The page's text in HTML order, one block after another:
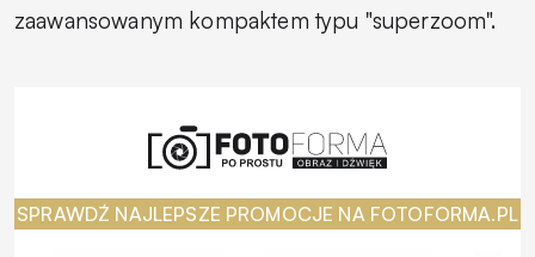
zaawansowanym kompaktem typu "superzoom".
SPRAWDŹ NAJLEPSZE PROMOCJE NA FOTOFORMA.PL